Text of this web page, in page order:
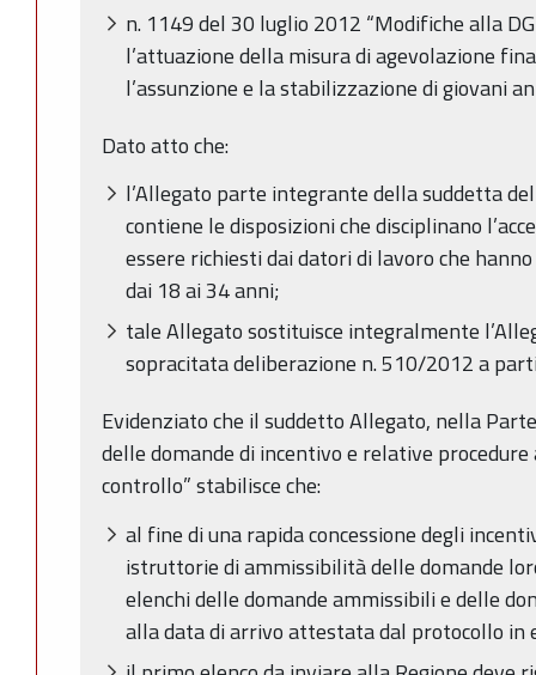
n. 1149 del 30 luglio 2012 “Modifiche alla
l’attuazione della misura di agevolazione
l’assunzione e la stabilizzazione di giovani
Dato atto che:
l’Allegato parte integrante della suddetta
contiene le disposizioni che disciplinano
essere richiesti dai datori di lavoro che
dai 18 ai 34 anni;
tale Allegato sostituisce integralmente
sopracitata deliberazione n. 510/2012 a
Evidenziato che il suddetto Allegato, nella
delle domande di incentivo e relative
controllo” stabilisce che:
al fine di una rapida concessione degli
istruttorie di ammissibilità delle domande
elenchi delle domande ammissibili e delle
alla data di arrivo attestata dal protocollo in